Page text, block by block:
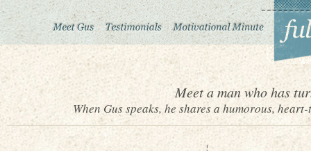
Meet a man who has
When Gus speaks, he shares a humorous,